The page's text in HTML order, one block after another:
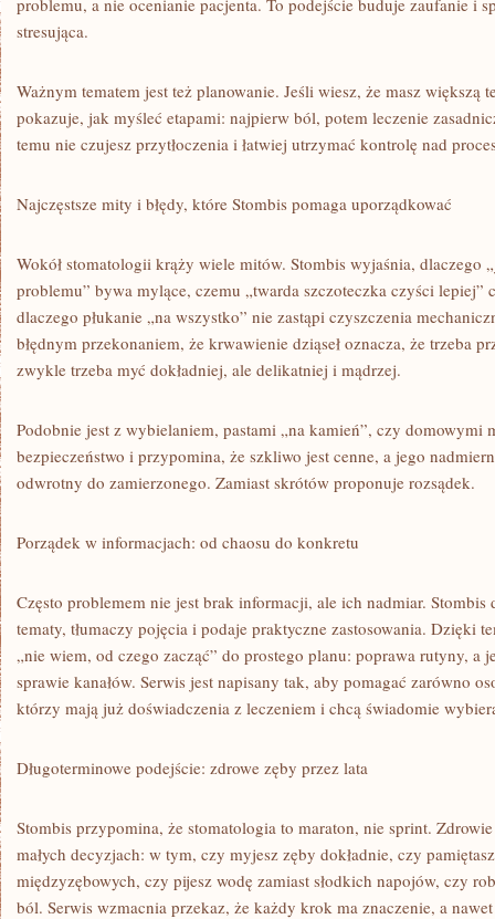
problemu, a nie ocenianie pacjenta. To podejście buduje zaufanie i
stresująca.
Ważnym tematem jest też planowanie. Jeśli wiesz, że masz większą
pokazuje, jak myśleć etapami: najpierw ból, potem leczenie
temu nie czujesz przytłoczenia i łatwiej utrzymać kontrolę nad
Najczęstsze mity i błędy, które Stombis pomaga uporządkować
Wokół stomatologii krąży wiele mitów. Stombis wyjaśnia, dlaczego
problemu” bywa mylące, czemu „twarda szczoteczka czyści lepiej”
dlaczego płukanie „na wszystko” nie zastąpi czyszczenia
błędnym przekonaniem, że krwawienie dziąseł oznacza, że trzeba
zwykle trzeba myć dokładniej, ale delikatniej i mądrzej.
Podobnie jest z wybielaniem, pastami „na kamień”, czy domowymi
bezpieczeństwo i przypomina, że szkliwo jest cenne, a jego
odwrotny do zamierzonego. Zamiast skrótów proponuje rozsądek.
Porządek w informacjach: od chaosu do konkretu
Często problemem nie jest brak informacji, ale ich nadmiar. Stombis
tematy, tłumaczy pojęcia i podaje praktyczne zastosowania. Dzięki
„nie wiem, od czego zacząć” do prostego planu: poprawa rutyny,
sprawie kanałów. Serwis jest napisany tak, aby pomagać zarówno
którzy mają już doświadczenia z leczeniem i chcą świadomie
Długoterminowe podejście: zdrowe zęby przez lata
Stombis przypomina, że stomatologia to maraton, nie sprint.
małych decyzjach: w tym, czy myjesz zęby dokładnie, czy
międzyzębowych, czy pijesz wodę zamiast słodkich napojów, czy
ból. Serwis wzmacnia przekaz, że każdy krok ma znaczenie, a